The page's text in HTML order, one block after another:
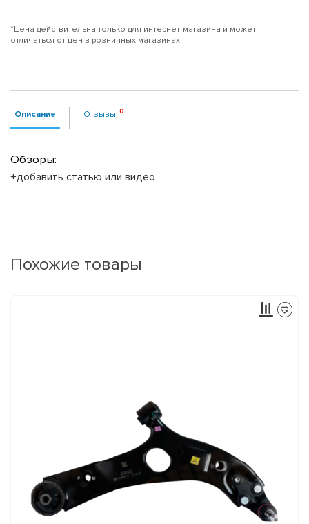
*Цена действительна только для интернет-магазина и может
отличаться от цен в розничных магазинах
Описание Отзывы
Обзоры:
+добавить статью или видео
Похожие товары